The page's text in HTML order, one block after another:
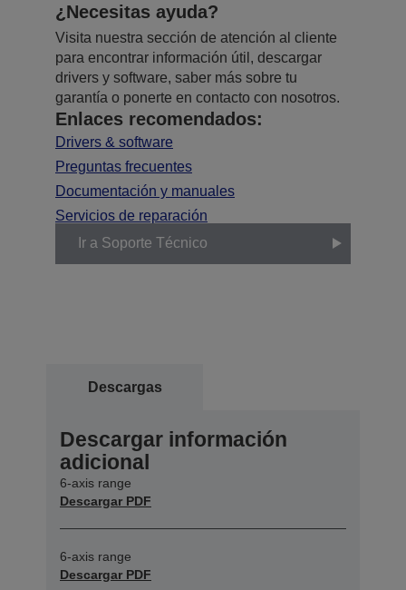
¿Necesitas ayuda?
Visita nuestra sección de atención al cliente
para encontrar información útil, descargar
drivers y software, saber más sobre tu
garantía o ponerte en contacto con nosotros.
Enlaces recomendados:
Drivers & software
Preguntas frecuentes
Documentación y manuales
Servicios de reparación
Ir a Soporte Técnico
Descargas
Descargar información
adicional
6-axis range
Descargar PDF
6-axis range
Descargar PDF